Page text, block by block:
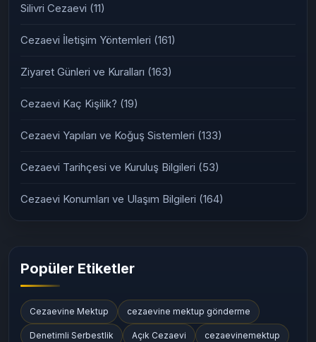
Silivri Cezaevi (11)
Cezaevi İletişim Yöntemleri (161)
Ziyaret Günleri ve Kuralları (163)
Cezaevi Kaç Kişilik? (19)
Cezaevi Yapıları ve Koğuş Sistemleri (133)
Cezaevi Tarihçesi ve Kuruluş Bilgileri (53)
Cezaevi Konumları ve Ulaşım Bilgileri (164)
Popüler Etiketler
Cezaevine Mektup cezaevine mektup gönderme
Denetimli Serbestlik Açık Cezaevi cezaevinemektup